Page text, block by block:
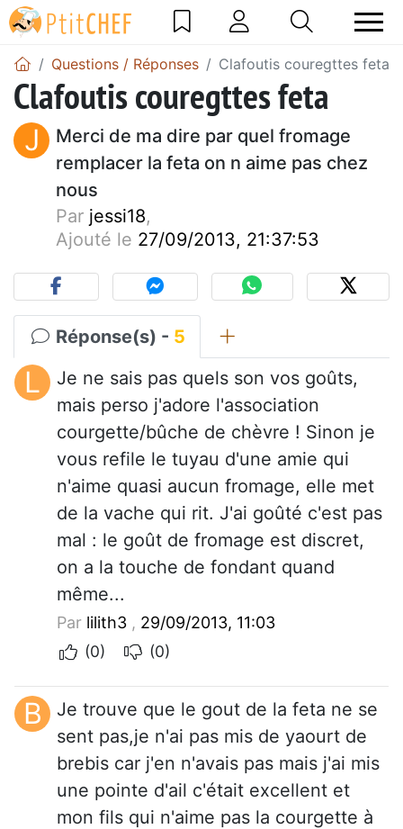
Questions / Réponses Clafoutis couregttes feta
Clafoutis couregttes feta
J
Merci de ma dire par quel fromage
remplacer la feta on n aime pas chez
nous
Par jessi18,
Ajouté le 27/09/2013, 21:37:53
Réponse(s) - 5
L
Je ne sais pas quels son vos goûts,
mais perso j'adore l'association
courgette/bûche de chèvre ! Sinon je
vous refile le tuyau d'une amie qui
n'aime quasi aucun fromage, elle met
de la vache qui rit. J'ai goûté c'est pas
mal : le goût de fromage est discret,
on a la touche de fondant quand
même...
Par lilith3 , 29/09/2013, 11:03
(0)
(0)
B
Je trouve que le gout de la feta ne se
sent pas,je n'ai pas mis de yaourt de
brebis car j'en n'avais pas mais j'ai mis
une pointe d'ail c'était excellent et
mon fils qui n'aime pas la courgette à